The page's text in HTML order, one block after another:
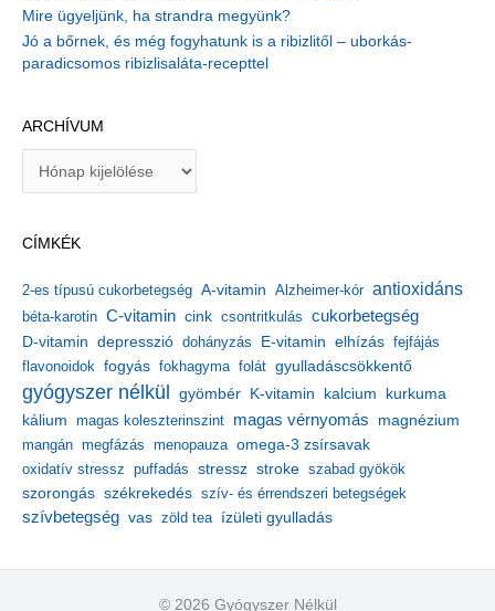
Mire ügyeljünk, ha strandra megyünk?
Jó a bőrnek, és még fogyhatunk is a ribizlitől – uborkás-
paradicsomos ribizlisaláta-recepttel
ARCHÍVUM
í
u
m
CÍMKÉK
2-es típusú cukorbetegség A-vitamin Alzheimer-kór antioxidáns
béta-karotin C-vitamin cink csontritkulás cukorbetegség
D-vitamin depresszió dohányzás E-vitamin elhízás fejfájás
flavonoidok fogyás fokhagyma folát gyulladáscsökkentő
gyógyszer nélkül gyömbér K-vitamin kalcium kurkuma
kálium magas koleszterinszint magas vérnyomás magnézium
mangán megfázás menopauza omega-3 zsírsavak
oxidatív stressz puffadás stressz stroke szabad gyökök
szorongás székrekedés szív- és érrendszeri betegségek
szívbetegség vas zöld tea ízületi gyulladás
© 2026 Gyógyszer Nélkül